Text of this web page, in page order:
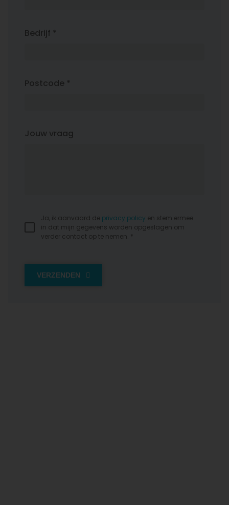
Bedrijf *
Postcode *
Jouw vraag
Ja, ik aanvaard de privacy policy en stem ermee
in dat mijn gegevens worden opgeslagen om
verder contact op te nemen. *
VERZENDEN